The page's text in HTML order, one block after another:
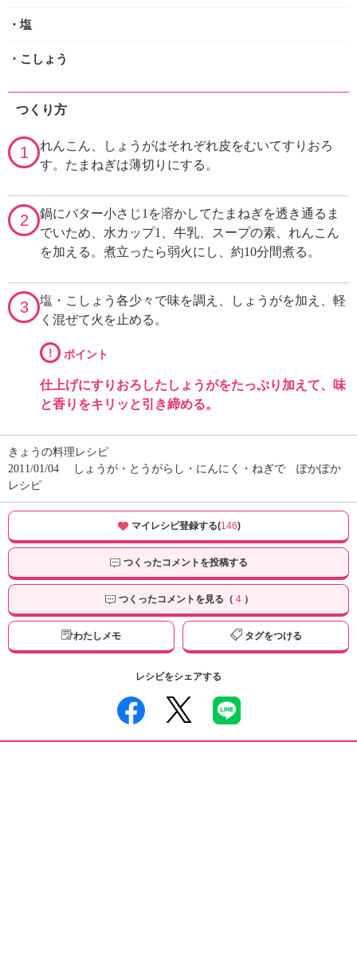
・塩
・こしょう
つくり方
1
れんこん、しょうがはそれぞれ皮をむいてすりおろ
す。たまねぎは薄切りにする。
2
鍋にバター小さじ1を溶かしてたまねぎを透き通るま
でいため、水カップ1、牛乳、スープの素、れんこん
を加える。煮立ったら弱火にし、約10分間煮る。
3
塩・こしょう各少々で味を調え、しょうがを加え、軽
く混ぜて火を止める。
! ポイント
仕上げにすりおろしたしょうがをたっぷり加えて、味
と香りをキリッと引き締める。
きょうの料理レシピ
2011/01/04
しょうが・とうがらし・にんにく・ねぎで ぽかぽか
レシピ
マイレシピ登録する(146)
つくったコメントを投稿する
つくったコメントを見る（ 4）
わたしメモ タグをつける
レシピをシェアする